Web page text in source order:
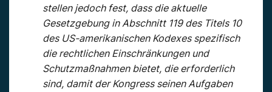
stellen jedoch fest, dass die aktuelle
Gesetzgebung in Abschnitt 119 des Titels 10
des US-amerikanischen Kodexes spezifisch
die rechtlichen Einschränkungen und
Schutzmaßnahmen bietet, die erforderlich
sind, damit der Kongress seinen Aufgaben